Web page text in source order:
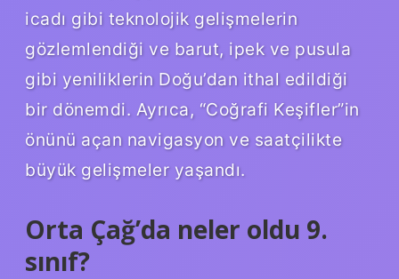
icadı gibi teknolojik gelişmelerin
gözlemlendiği ve barut, ipek ve pusula
gibi yeniliklerin Doğu’dan ithal edildiği
bir dönemdi. Ayrıca, “Coğrafi Keşifler”in
önünü açan navigasyon ve saatçilikte
büyük gelişmeler yaşandı.
Orta Çağ’da neler oldu 9.
sınıf?